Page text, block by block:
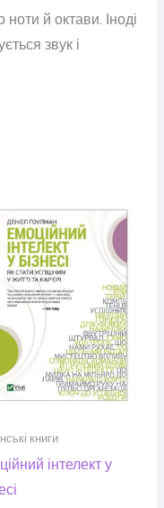
й октави. Іноді
звук і
книги
інтелект у